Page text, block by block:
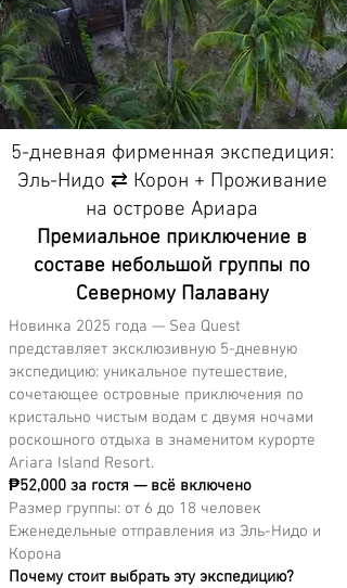
5-дневная фирменная экспедиция:
Эль-Нидо ⇄ Корон + Проживание
на острове Ариара
Премиальное приключение в
составе небольшой группы по
Северному Палавану
Новинка 2025 года — Sea Quest
представляет эксклюзивную 5-дневную
экспедицию: уникальное путешествие,
сочетающее островные приключения по
кристально чистым водам с двумя ночами
роскошного отдыха в знаменитом курорте
Ariara Island Resort.
₱52,000 за гостя — всё включено
Размер группы: от 6 до 18 человек
Еженедельные отправления из Эль-Нидо и
Корона
Почему стоит выбрать эту экспедицию?